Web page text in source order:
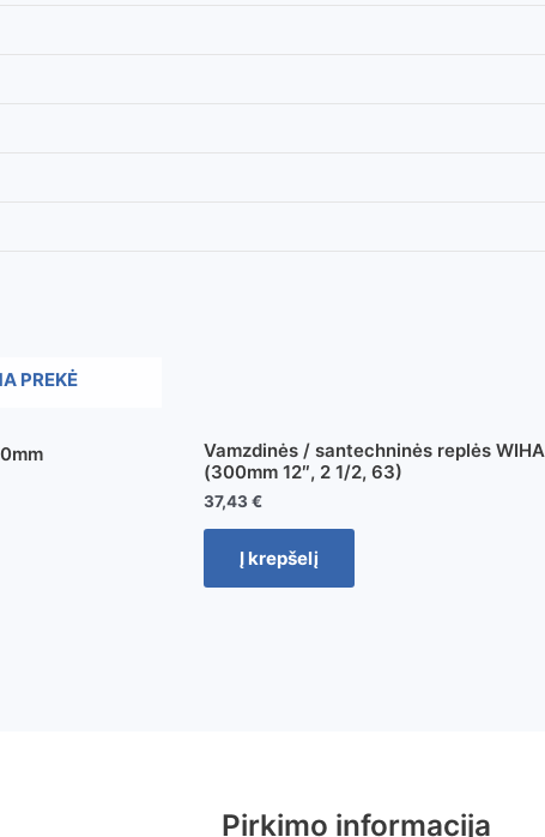
PREKĖ
Vamzdinės / santechninės replės WIHA
(300mm 12″, 2 1/2, 63)
37,43 €
Į krepšelį
Pirkimo informacija